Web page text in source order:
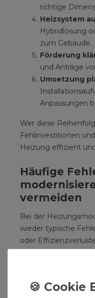
richtige
Heizsystem
Hybridlösung
zum Gebäude.
Förderung
und Anträge
Umsetzung
Anpassungen
Wer diese
Fehlinvestitionen
Heizung effizient
Häufige
vermeiden
Bei der
wieder typische
oder
Heizung
tauschen–